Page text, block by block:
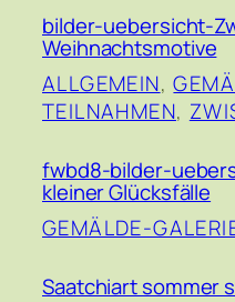
bilder-uebersicht-
Weihnachtsmotive
ALLGEMEIN,
TEILNAHMEN,
fwbd8-bilder-
kleiner Glücksfälle
GEMÄLDE-
Saatchiart sommer